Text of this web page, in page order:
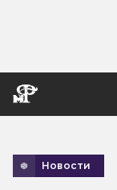
Новости